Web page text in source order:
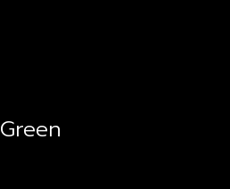
Green